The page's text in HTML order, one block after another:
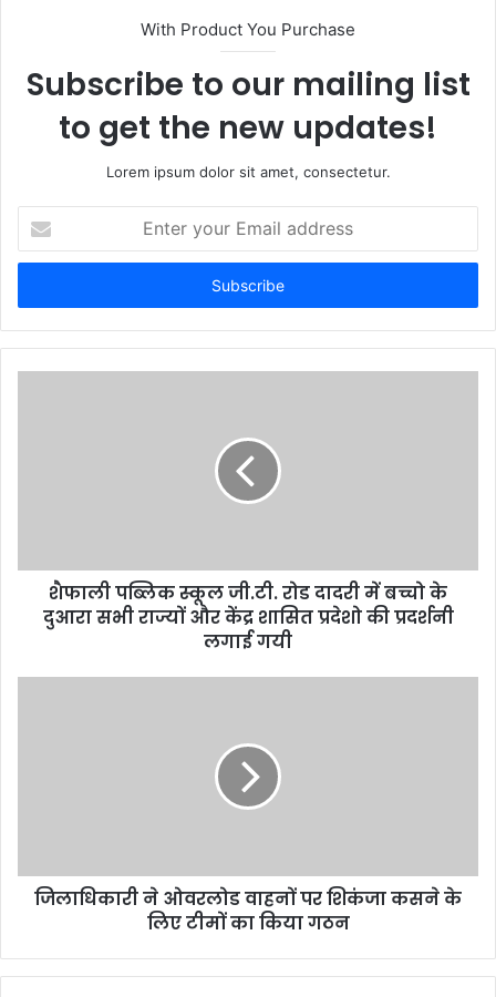
With Product You Purchase
Subscribe to our mailing list
to get the new updates!
Lorem ipsum dolor sit amet, consectetur.
your
Email
शैफाली पब्लिक स्कूल जी.टी. रोड दादरी में बच्चो के
दुआरा सभी राज्यों और केंद्र शासित प्रदेशो की प्रदर्शनी
लगाई गयी
जिलाधिकारी ने ओवरलोड वाहनों पर शिकंजा कसने के
लिए टीमों का किया गठन